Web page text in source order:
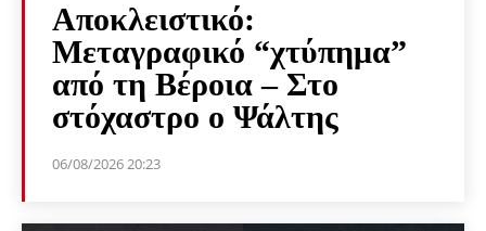
Αποκλειστικό:
Μεταγραφικό “χτύπημα”
από τη Βέροια – Στο
στόχαστρο ο Ψάλτης
06/08/2026 20:23